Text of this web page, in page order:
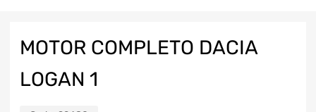
MOTOR COMPLETO DACIA
LOGAN 1